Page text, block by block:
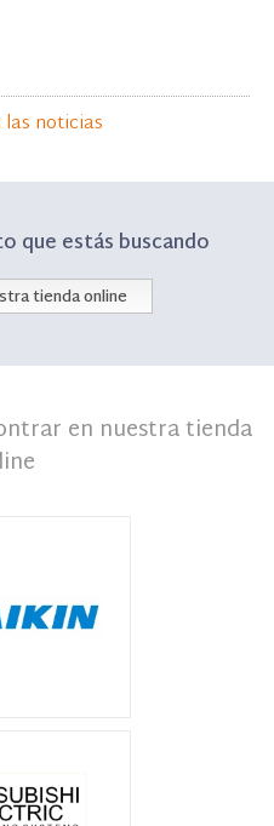
noticias
que estás buscando
tienda online
en nuestra tienda